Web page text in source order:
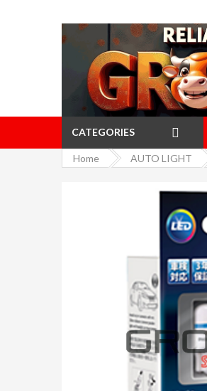
CATEGORIES
Home AUTO LIGHT